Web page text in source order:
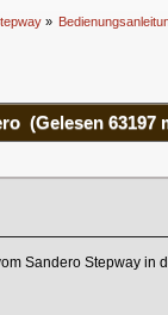
»
(Gelesen 63197
Sandero Stepway in